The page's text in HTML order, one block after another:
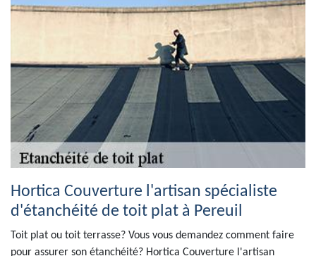
Hortica Couverture l'artisan spécialiste
d'étanchéité de toit plat à Pereuil
Toit plat ou toit terrasse? Vous vous demandez comment faire
pour assurer son étanchéité? Hortica Couverture l'artisan